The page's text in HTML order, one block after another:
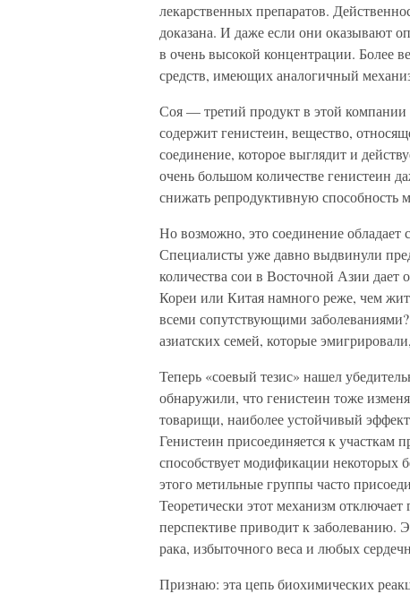
лекарственных препаратов.
доказана. И даже если они оказывают
в очень высокой концентрации. Более
средств, имеющих аналогичный
Соя — третий продукт в этой компании
содержит генистеин, вещество,
соединение, которое выглядит и
очень большом количестве генистеин
снижать репродуктивную
Но возможно, это соединение
Специалисты уже давно выдвинули
количества сои в Восточной Азии дает
Кореи или Китая намного реже, чем
всеми сопутствующими
азиатских семей, которые
Теперь «соевый тезис» нашел
обнаружили, что генистеин тоже
товарищи, наиболее устойчивый
Генистеин присоединяется к участкам
способствует модификации некоторых
этого метильные группы часто
Теоретически этот механизм
перспективе приводит к заболеванию.
рака, избыточного веса и любых
Признаю: эта цепь биохимических